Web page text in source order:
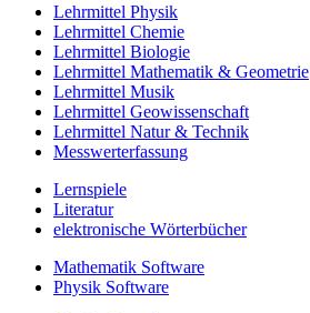
Lehrmittel Physik
Lehrmittel Chemie
Lehrmittel Biologie
Lehrmittel Mathematik & Geometrie
Lehrmittel Musik
Lehrmittel Geowissenschaft
Lehrmittel Natur & Technik
Messwerterfassung
Lernspiele
Literatur
elektronische Wörterbücher
Mathematik Software
Physik Software